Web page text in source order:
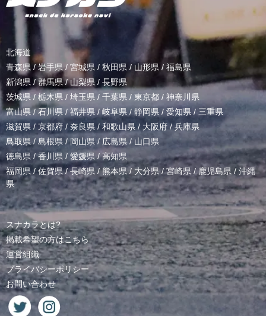
北海道
青森県 / 岩手県/ 宮城県 / 秋田県 / 山形県/ 福島県
新潟県 /群馬県/山梨県 / 長野県
茨城県 / 栃木県 / 埼玉県 / 千葉県 / 東京都 / 神奈川県
富山県 /石川県/福井県/岐阜県 / 静岡県 / 愛知県 / 三重県
滋賀県 / 京都府 / 奈良県 / 和歌山県/ 大阪府 /兵庫県
鳥取県/ 島根県 /岡山県/ 広島県 / 山口県
徳島県 /香川県 / 愛媛県/高知県
福岡県/佐賀県/長崎県 /熊本県/ 大分県/宮崎県 /鹿児島県 / 沖縄
県
スナカラとは?
掲載希望の方はこちら
運営組織
プライバシーポリシー
お問い合わせ